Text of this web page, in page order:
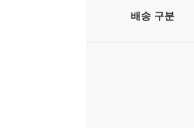
배송 구분